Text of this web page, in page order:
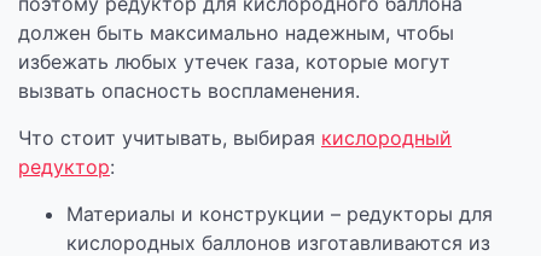
должен быть максимально надежным, чтобы
избежать любых утечек газа, которые могут
вызвать опасность воспламенения.
Что стоит учитывать, выбирая кислородный
редуктор:
Материалы и конструкции – редукторы для
кислородных баллонов изготавливаются из